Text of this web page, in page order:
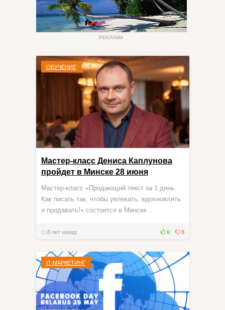
РЕКЛАМА
ОБУЧЕНИЕ
Мастер-класс Дениса Каплунова
пройдет в Минске 28 июня
Мастер-класс «Продающий текст за 1 день.
Как писать так, чтобы увлекать, вдохновлять
и продавать!» состоится в Минске ..
8 лет назад 0 0
IT-МАРКЕТИНГ